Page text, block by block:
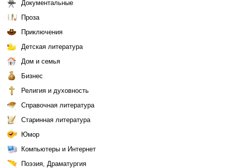
Документальные
Проза
Приключения
Детская литература
Дом и семья
Бизнес
Религия и духовность
Справочная литература
Старинная литература
Юмор
Компьютеры и Интернет
Поэзия, Драматургия